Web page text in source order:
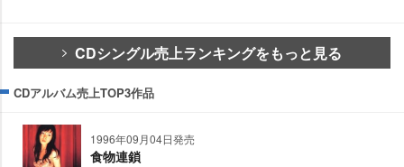
CDシングル売上ランキングをもっと見る
CDアルバム売上TOP3作品
1996年09月04日発売
食物連鎖